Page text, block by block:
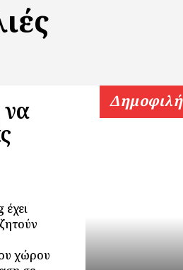
χώρου
Δημοφιλή